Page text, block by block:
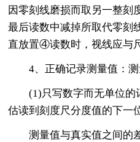
因零刻线磨损而取另一整刻
最后读数中减掉所取代零
直放置④读数时，视线应与
4、正确记录测量值：
(1)只写数字而无单位
估读到刻度尺分度值的下一
测量值与真实值之间的